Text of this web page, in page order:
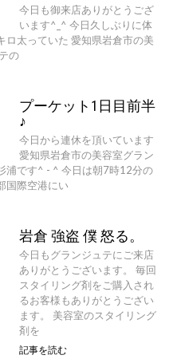
今日も御来店ありがとうござ
います^_^ 今日久しぶりに体
ロ太っていた 愛知県岩倉市の美
の
プーケット1日目前半
♪
今日から連休を頂いています
愛知県岩倉市の美容室グラン
浦です^ - ^ 今日は朝7時12分の
国際空港にい
岩倉 強盗 僕 怒る。
今日もグランジュテにご来店
ありがとうございます。 毎回
スタイリング剤をご購入され
るお客様もありがとうござい
ます。 美容室のスタイリング
剤を
記事を読む